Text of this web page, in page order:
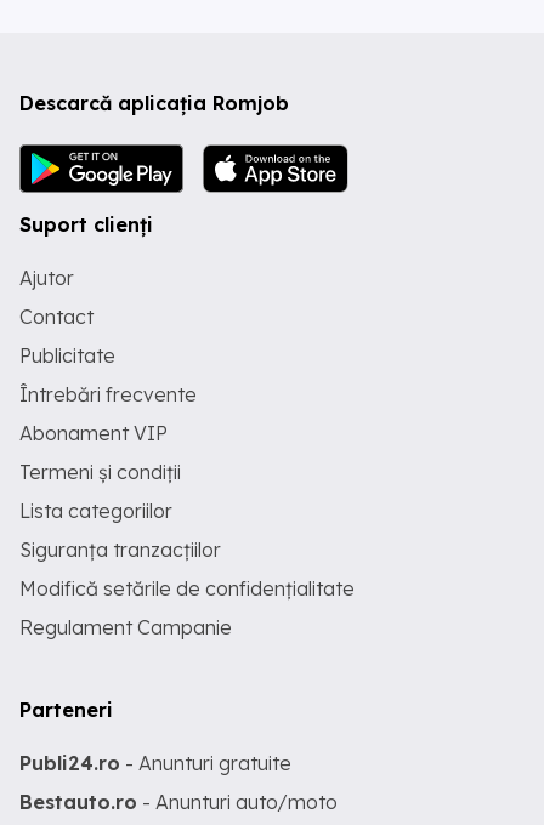
Descarcă aplicația Romjob
Suport clienți
Ajutor
Contact
Publicitate
Întrebări frecvente
Abonament VIP
Termeni și condiții
Lista categoriilor
Siguranța tranzacțiilor
Modifică setările de confidențialitate
Regulament Campanie
Parteneri
Publi24.ro - Anunturi gratuite
Bestauto.ro - Anunturi auto/moto